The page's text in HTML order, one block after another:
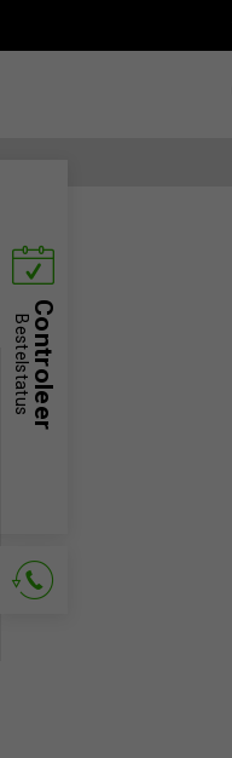
Controleer
Bestelstatus